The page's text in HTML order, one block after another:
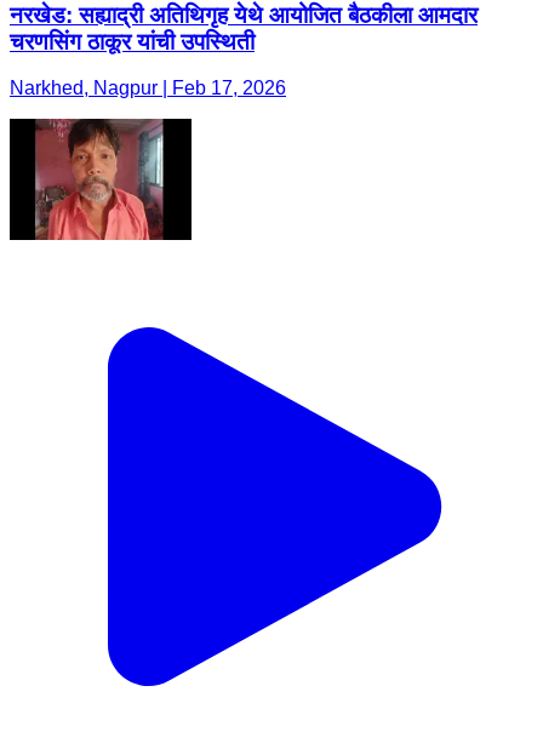
नरखेड: सह्याद्री अतिथिगृह येथे आयोजित बैठकीला आमदार
चरणसिंग ठाकूर यांची उपस्थिती
Narkhed, Nagpur | Feb 17, 2026